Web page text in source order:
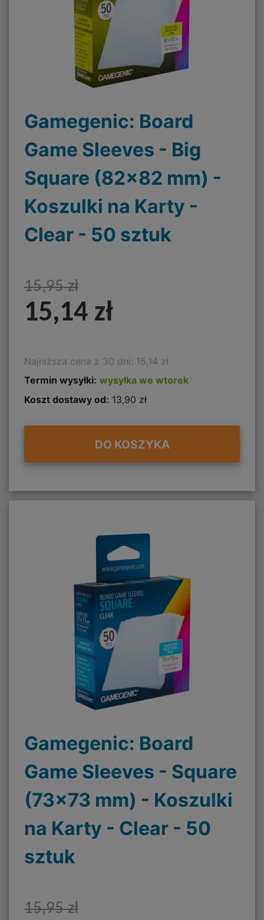
Gamegenic: Board
Game Sleeves - Big
Square (82x82 mm) -
Koszulki na Karty -
Clear - 50 sztuk
15,95 zł
15,14 zł
Najniższa cena z 30 dni: 15,14 zł
Termin wysyłki: wysyłka we wtorek
Koszt dostawy od: 13,90 zł
DO KOSZYKA
Gamegenic: Board
Game Sleeves - Square
(73x73 mm) - Koszulki
na Karty - Clear - 50
sztuk
15,95 zł